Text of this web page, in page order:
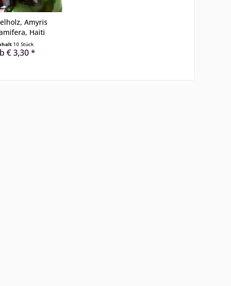
Amyris
Haiti
10 Stück
€ 3,30 *